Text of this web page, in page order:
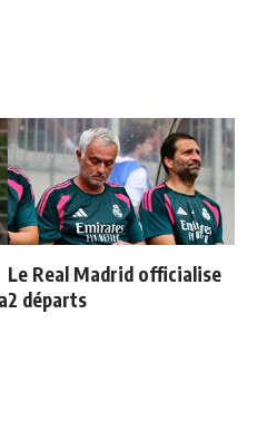
Le Real Madrid officialise
2 départs